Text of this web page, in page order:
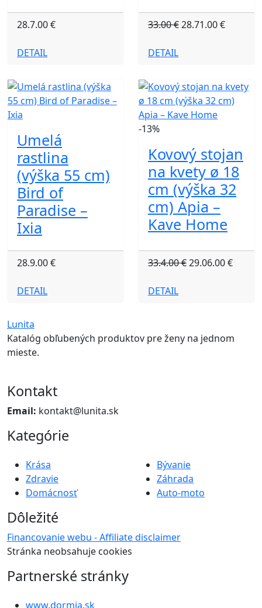
28.7.00 €
DETAIL
33.00 €28.71.00 €
DETAIL
Umelá
rastlina
(výška 55 cm)
Bird of
Paradise –
Ixia
28.9.00 €
DETAIL
-13%
Kovový stojan
na kvety ø 18
cm (výška 32
cm) Apia –
Kave Home
33.4.00 €29.06.00 €
DETAIL
Lunita
Katalóg obľubených produktov pre ženy na jednom
mieste.
Kontakt
Email: kontakt@lunita.sk
Kategórie
Krása
Zdravie
Domácnosť
Bývanie
Záhrada
Auto-moto
Dôležité
Financovanie webu - Affiliate disclaimer
Stránka neobsahuje cookies
Partnerské stránky
www.dormia.sk